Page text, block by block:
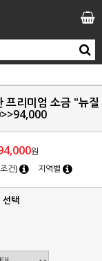
프리미엄 소금 "뉴질
원
건) 지역별
선택